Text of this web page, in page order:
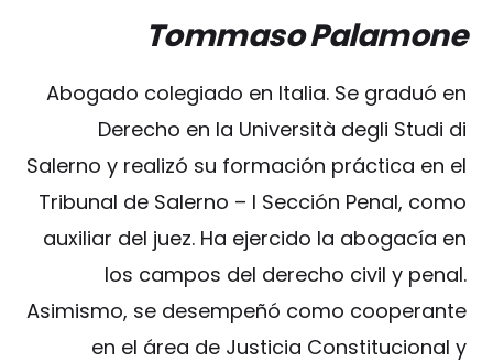
Tommaso Palamone
Abogado colegiado en Italia. Se graduó en
Derecho en la Università degli Studi di
Salerno y realizó su formación práctica en el
Tribunal de Salerno – I Sección Penal, como
auxiliar del juez. Ha ejercido la abogacía en
los campos del derecho civil y penal.
Asimismo, se desempeñó como cooperante
en el área de Justicia Constitucional y